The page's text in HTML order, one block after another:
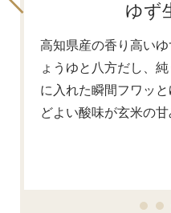
ゆず
高知県産の香り高い
ょうゆと八方だし、
に入れた瞬間フワッ
どよい酸味が玄米の甘